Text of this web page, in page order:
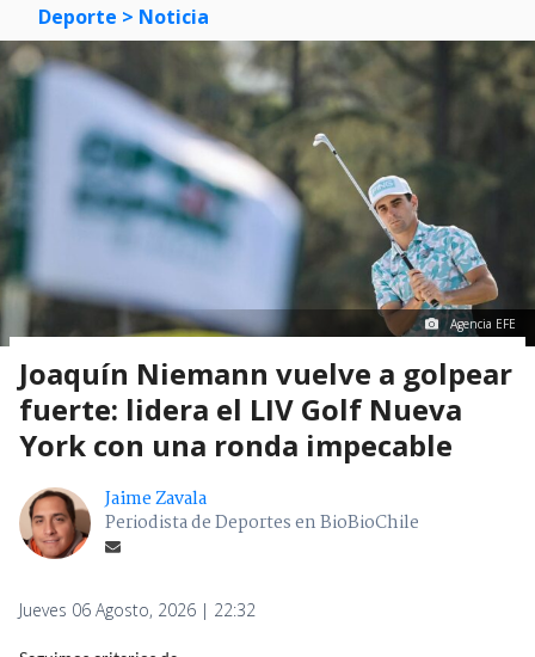
Deporte > Noticia
Agencia EFE
Joaquín Niemann vuelve a golpear
fuerte: lidera el LIV Golf Nueva
York con una ronda impecable
Jaime Zavala
Periodista de Deportes en BioBioChile
Jueves 06 Agosto, 2026 | 22:32